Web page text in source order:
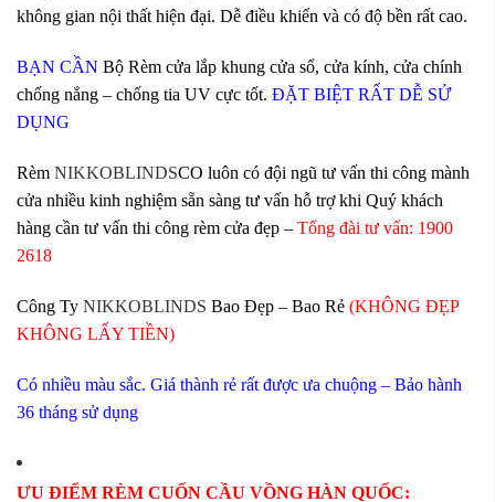
không gian nội thất hiện đại. Dễ điều khiển và có độ bền rất cao.
BẠN CẦN Bộ Rèm cửa lắp khung cửa sổ, cửa kính, cửa chính
chống nắng – chống tia UV cực tốt. ĐẶT BIỆT RẤT DỄ SỬ
DỤNG
Rèm NIKKOBLINDSCO luôn có đội ngũ tư vấn thi công mành
cửa nhiều kinh nghiệm sẵn sàng tư vấn hỗ trợ khi Quý khách
hàng cần tư vấn thi công rèm cửa đẹp – Tổng đài tư vấn: 1900
2618
Công Ty NIKKOBLINDS Bao Đẹp – Bao Rẻ (KHÔNG ĐẸP
KHÔNG LẤY TIỀN)
Có nhiều màu sắc. Giá thành rẻ rất được ưa chuộng – Bảo hành
36 tháng sử dụng
ƯU ĐIỂM RÈM CUỐN CẦU VỒNG HÀN QUỐC: